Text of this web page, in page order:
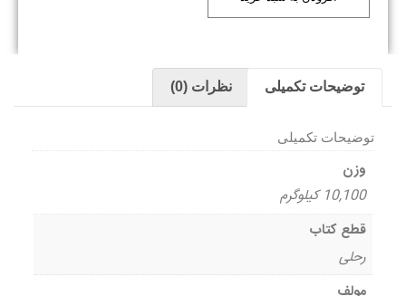
توضیحات تکمیلی نظرات (0)
توضیحات تکمیلی
وزن
10,100 کیلوگرم
قطع کتاب
رحلی